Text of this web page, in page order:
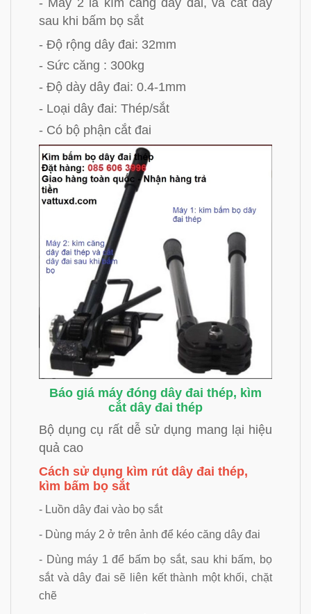
sau khi bấm bọ sắt
- Độ rộng dây đai: 32mm
- Sức căng : 300kg
- Độ dày dây đai: 0.4-1mm
- Loại dây đai: Thép/sắt
- Có bộ phận cắt đai
Báo giá máy đóng dây đai thép, kìm
cắt dây đai thép
Bộ dụng cụ rất dễ sử dụng mang lại hiệu
quả cao
Cách sử dụng kìm rút dây đai thép,
kìm bấm bọ sắt
- Luồn dây đai vào bọ sắt
- Dùng máy 2 ở trên ảnh để kéo căng dây đai
- Dùng máy 1 để bấm bọ sắt, sau khi bấm, bọ
sắt và dây đai sẽ liên kết thành một khối, chặt
chẽ